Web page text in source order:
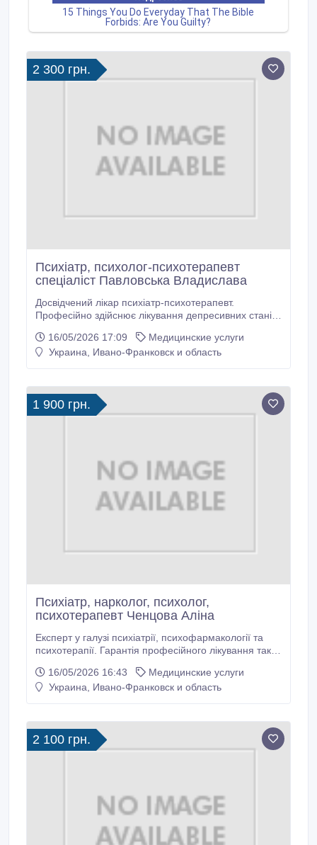
2 300 грн.
Психіатр, психолог-психотерапевт
спеціаліст Павловська Владислава
Досвідчений лікар психіатр-психотерапевт.
Професійно здійснює лікування депресивних станів,
зраду, втрату близької людини. Допомагає при
сімейній тиранії, у подоланні страху завести дитину
16/05/2026 17:09
Медицинские услуги
Украина, Ивано-Франковск и область
1 900 грн.
Психіатр, нарколог, психолог,
психотерапевт Ченцова Аліна
Експерт у галузі психіатрії, психофармакології та
психотерапії. Гарантія професійного лікування таких
депресія, порушення працездатності, порушення
уваги та пам'яті, синдром хронічної втоми,
сім'ї, на роботі, важка хвороба, розрив відносин,
підвищена дратівливість, життєві кризи, алкоголізм,
проблеми у відносинах.
16/05/2026 16:43
Медицинские услуги
Украина, Ивано-Франковск и область
2 100 грн.